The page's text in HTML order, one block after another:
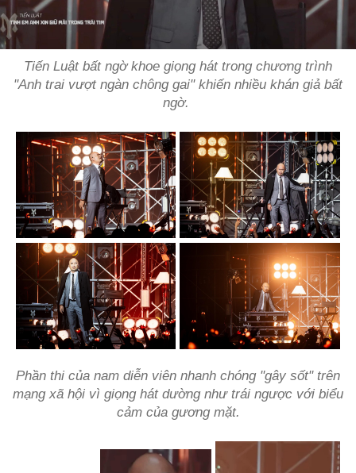
Tiến Luật bất ngờ khoe giọng hát trong chương trình
"Anh trai vượt ngàn chông gai" khiến nhiều khán giả bất
ngờ.
Phần thi của nam diễn viên nhanh chóng "gây sốt" trên
mạng xã hội vì giọng hát dường như trái ngược với biểu
cảm của gương mặt.